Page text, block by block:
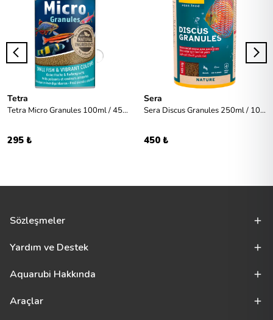
Tetra
Tetra Micro Granules 100ml / 45gr
295 ₺
Sera
Sera Discus Granules 250ml / 105gr
450 ₺
Sözleşmeler
Yardım ve Destek
Aquarubi Hakkında
Araçlar